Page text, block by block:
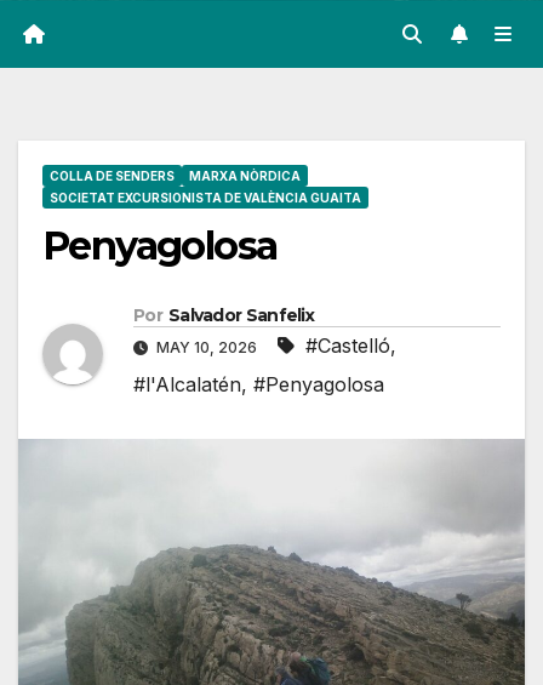
COLLA DE SENDERS
MARXA NÒRDICA
SOCIETAT EXCURSIONISTA DE VALÈNCIA GUAITA
Penyagolosa
Por Salvador Sanfelix
MAY 10, 2026 #Castelló,
#l'Alcalatén, #Penyagolosa